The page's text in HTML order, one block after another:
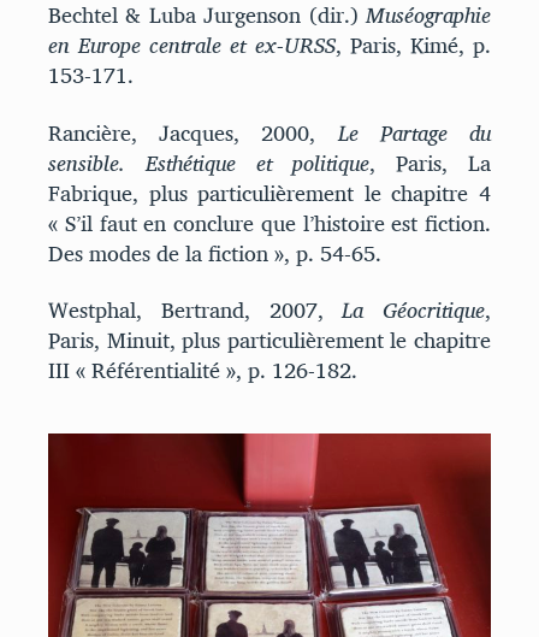
Bechtel & Luba Jurgenson (dir.)Muséographie
en Europe centrale et ex-URSS, Paris, Kimé, p.
153-171.
Rancière, Jacques, 2000,Le Partage du
sensible. Esthétique et politique, Paris, La
Fabrique, plus particulièrement le chapitre 4
« S’il faut en conclure que l’histoire est fiction.
Des modes de la fiction », p. 54-65.
Westphal, Bertrand, 2007,La Géocritique,
Paris, Minuit, plus particulièrement le chapitre
III « Référentialité », p. 126-182.